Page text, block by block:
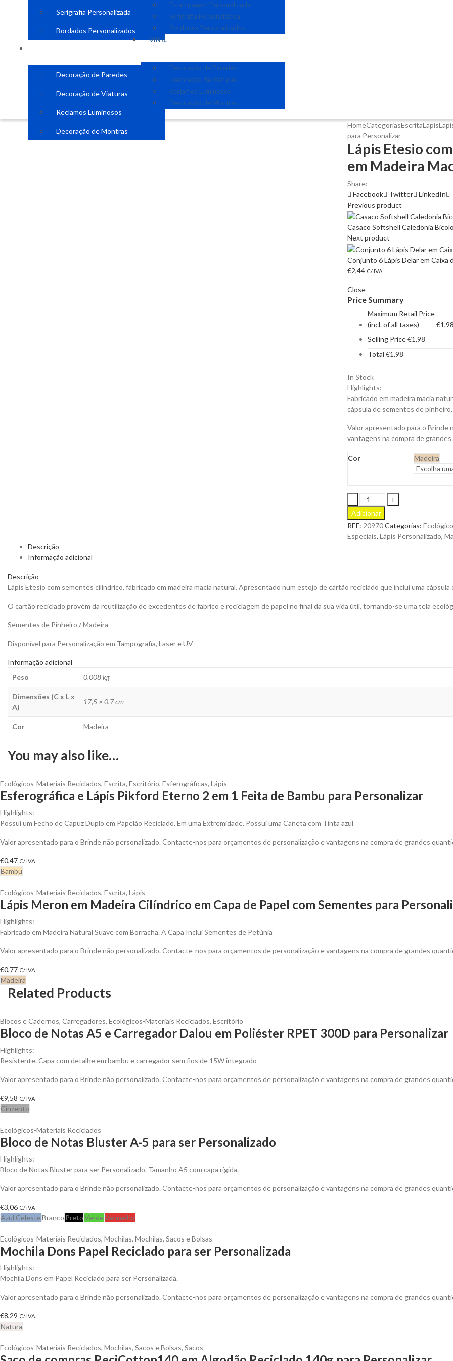
Serigrafia Personalizada
Bordados Personalizados
Decoração de Paredes
Decoração de Viaturas
Reclamos Luminosos
Decoração de Montras
Estampagem Personalizada
Serigrafia Personalizada
Bordados Personalizados
VINIL
Decoração de Paredes
Decoração de Viaturas
Reclamos Luminosos
Decoração de Montras
HomeCategoriasEscritaLápis
para Personalizar
Lápis Etesio
em Madeira
Share:
Facebook
Twitter LinkedIn
Previous product
Casaco Softshell Caledonia
Next product
Conjunto 6 Lápis Delar em Caixa
€2,44 C/ IVA
Close
Price Summary
Maximum Retail Price
(incl. of all taxes)
€1,98
Selling Price€1,98
Total €1,98
In Stock
Highlights:
Fabricado em madeira macia
cápsula de sementes de pinheiro.
Valor apresentado para o Brinde
vantagens na compra de
Cor Madeira
Lápis
Etesio
com
Sementes
Cilíndrico,
para
Adicionar
REF: 20970Categorias:
Especiais, Lápis Personalizado,
Descrição
Informação adicional
Descrição
Lápis Etesio com sementes cilíndrico, fabricado em madeira macia natural. Apresentado num estojo de cartão reciclado que inclui uma
O cartão reciclado provém da reutilização de excedentes de fabrico e reciclagem de papel no final da sua vida útil, tornando-se uma tela
Sementes de Pinheiro / Madeira
Disponível para Personalização em Tampografia, Laser e UV
Informação adicional
Peso
0,008 kg
Dimensões (C x L x
A)
17,5 × 0,7 cm
Cor Madeira
You may also like…
Ecológicos-Materiais Reciclados, Escrita, Escritório, Esferográficas, Lápis
Esferográfica e Lápis Pikford Eterno 2 em 1 Feita de Bambu para Personalizar
Highlights:
Possui um Fecho de Capuz Duplo em Papelão Reciclado. Em uma Extremidade, Possui uma Caneta com Tinta azul
Valor apresentado para o Brinde não personalizado. Contacte-nos para orçamentos de personalização e vantagens na compra de grandes
€0,47 C/ IVA
Bambu
Ecológicos-Materiais Reciclados, Escrita, Lápis
Lápis Meron em Madeira Cilíndrico em Capa de Papel com Sementes para
Highlights:
Fabricado em Madeira Natural Suave com Borracha. A Capa Inclui Sementes de Petúnia
Valor apresentado para o Brinde não personalizado. Contacte-nos para orçamentos de personalização e vantagens na compra de grandes
€0,77 C/ IVA
Madeira
Related Products
Blocos e Cadernos, Carregadores, Ecológicos-Materiais Reciclados, Escritório
Bloco de Notas A5 e Carregador Dalou em Poliéster RPET 300D para Personalizar
Highlights:
Resistente. Capa com detalhe em bambu e carregador sem fios de 15W integrado
Valor apresentado para o Brinde não personalizado. Contacte-nos para orçamentos de personalização e vantagens na compra de grandes
€9,58 C/ IVA
Cinzento
Ecológicos-Materiais Reciclados
Bloco de Notas Bluster A-5 para ser Personalizado
Highlights:
Bloco de Notas Bluster para ser Personalizado. Tamanho A5 com capa rígida.
Valor apresentado para o Brinde não personalizado. Contacte-nos para orçamentos de personalização e vantagens na compra de grandes
€3,06 C/ IVA
Azul CelesteBranco PretoVerdeVermelho
Ecológicos-Materiais Reciclados, Mochilas, Mochilas, Sacos e Bolsas
Mochila Dons Papel Reciclado para ser Personalizada
Highlights:
Mochila Dons em Papel Reciclado para ser Personalizada.
Valor apresentado para o Brinde não personalizado. Contacte-nos para orçamentos de personalização e vantagens na compra de grandes
€8,29 C/ IVA
Natura
Ecológicos-Materiais Reciclados, Mochilas, Sacos e Bolsas, Sacos